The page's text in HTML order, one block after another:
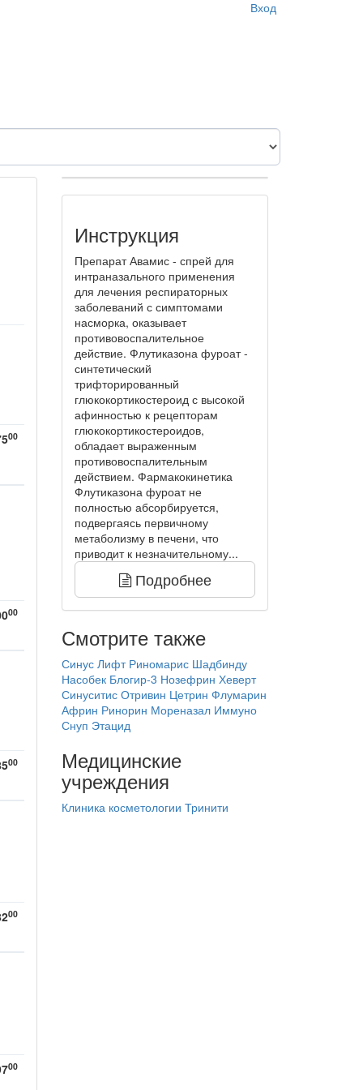
Вход
00
00
00
00
00
Инструкция
Препарат Авамис - спрей для
интраназального применения
для лечения респираторных
заболеваний с симптомами
насморка, оказывает
противовоспалительное
действие. Флутиказона фуроат -
синтетический
трифторированный
глюкокортикостероид с высокой
афинностью к рецепторам
глюкокортикостероидов,
обладает выраженным
противовоспалительным
действием. Фармакокинетика
Флутиказона фуроат не
полностью абсорбируется,
подвергаясь первичному
метаболизму в печени, что
приводит к незначительному...
Подробнее
Смотрите также
Синус Лифт Риномарис Шадбинду
Насобек Блогир-3 Нозефрин Хеверт
Синуситис Отривин Цетрин Флумарин
Африн Ринорин Мореназал Иммуно
Снуп Этацид
Медицинские
учреждения
Клиника косметологии Тринити